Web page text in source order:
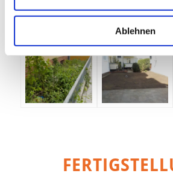
Ablehnen